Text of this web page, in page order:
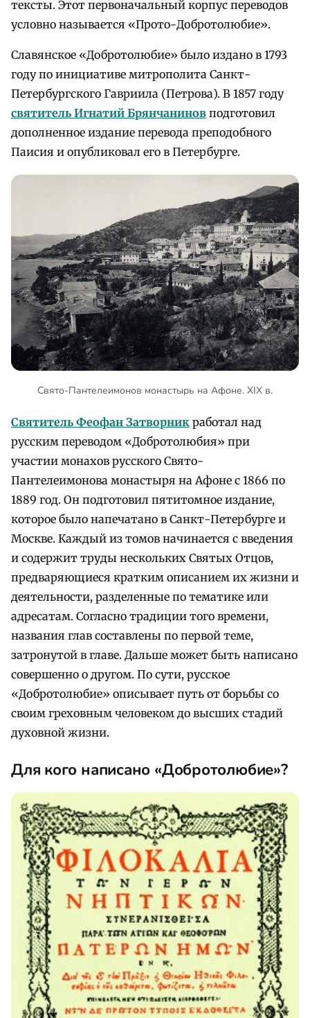
тексты. Этот первоначальный корпус переводов
условно называется «Прото-Добротолюбие».
Славянское «Добротолюбие» было издано в 1793
году по инициативе митрополита Санкт-
Петербургского Гавриила (Петрова). В 1857 году
святитель Игнатий Брянчанинов подготовил
дополненное издание перевода преподобного
Паисия и опубликовал его в Петербурге.
Свято-Пантелеимонов монастырь на Афоне. XIX в.
Святитель Феофан Затворник работал над
русским переводом «Добротолюбия» при
участии монахов русского Свято-
Пантелеимонова монастыря на Афоне с 1866 по
1889 год. Он подготовил пятитомное издание,
которое было напечатано в Санкт-Петербурге и
Москве. Каждый из томов начинается с введения
и содержит труды нескольких Святых Отцов,
предваряющиеся кратким описанием их жизни и
деятельности, разделенные по тематике или
адресатам. Согласно традиции того времени,
названия глав составлены по первой теме,
затронутой в главе. Дальше может быть написано
совершенно о другом. По сути, русское
«Добротолюбие» описывает путь от борьбы со
своим греховным человеком до высших стадий
духовной жизни.
Для кого написано «Добротолюбие»?